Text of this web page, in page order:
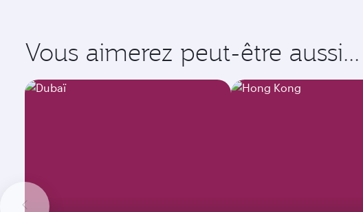
Vous aimerez peut-être aussi...